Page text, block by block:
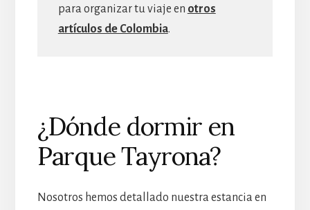
para organizar tu viaje en otros
artículos de Colombia.
¿Dónde dormir en
Parque Tayrona?
Nosotros hemos detallado nuestra estancia en